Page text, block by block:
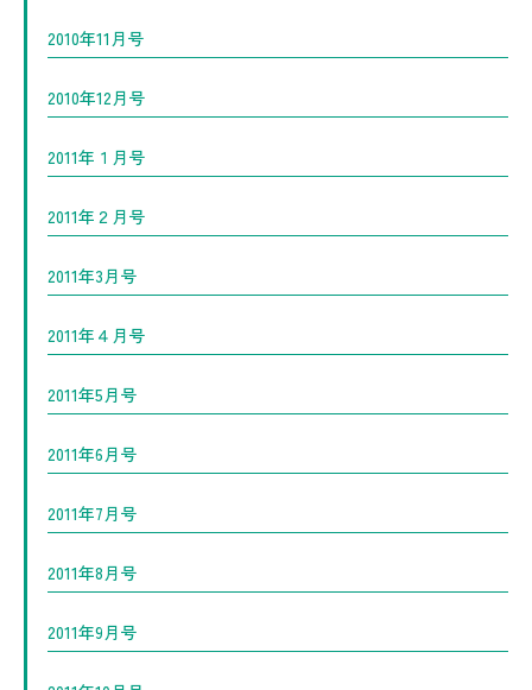
2010年11月号
2010年12月号
2011年１月号
2011年２月号
2011年3月号
2011年４月号
2011年5月号
2011年6月号
2011年7月号
2011年8月号
2011年9月号